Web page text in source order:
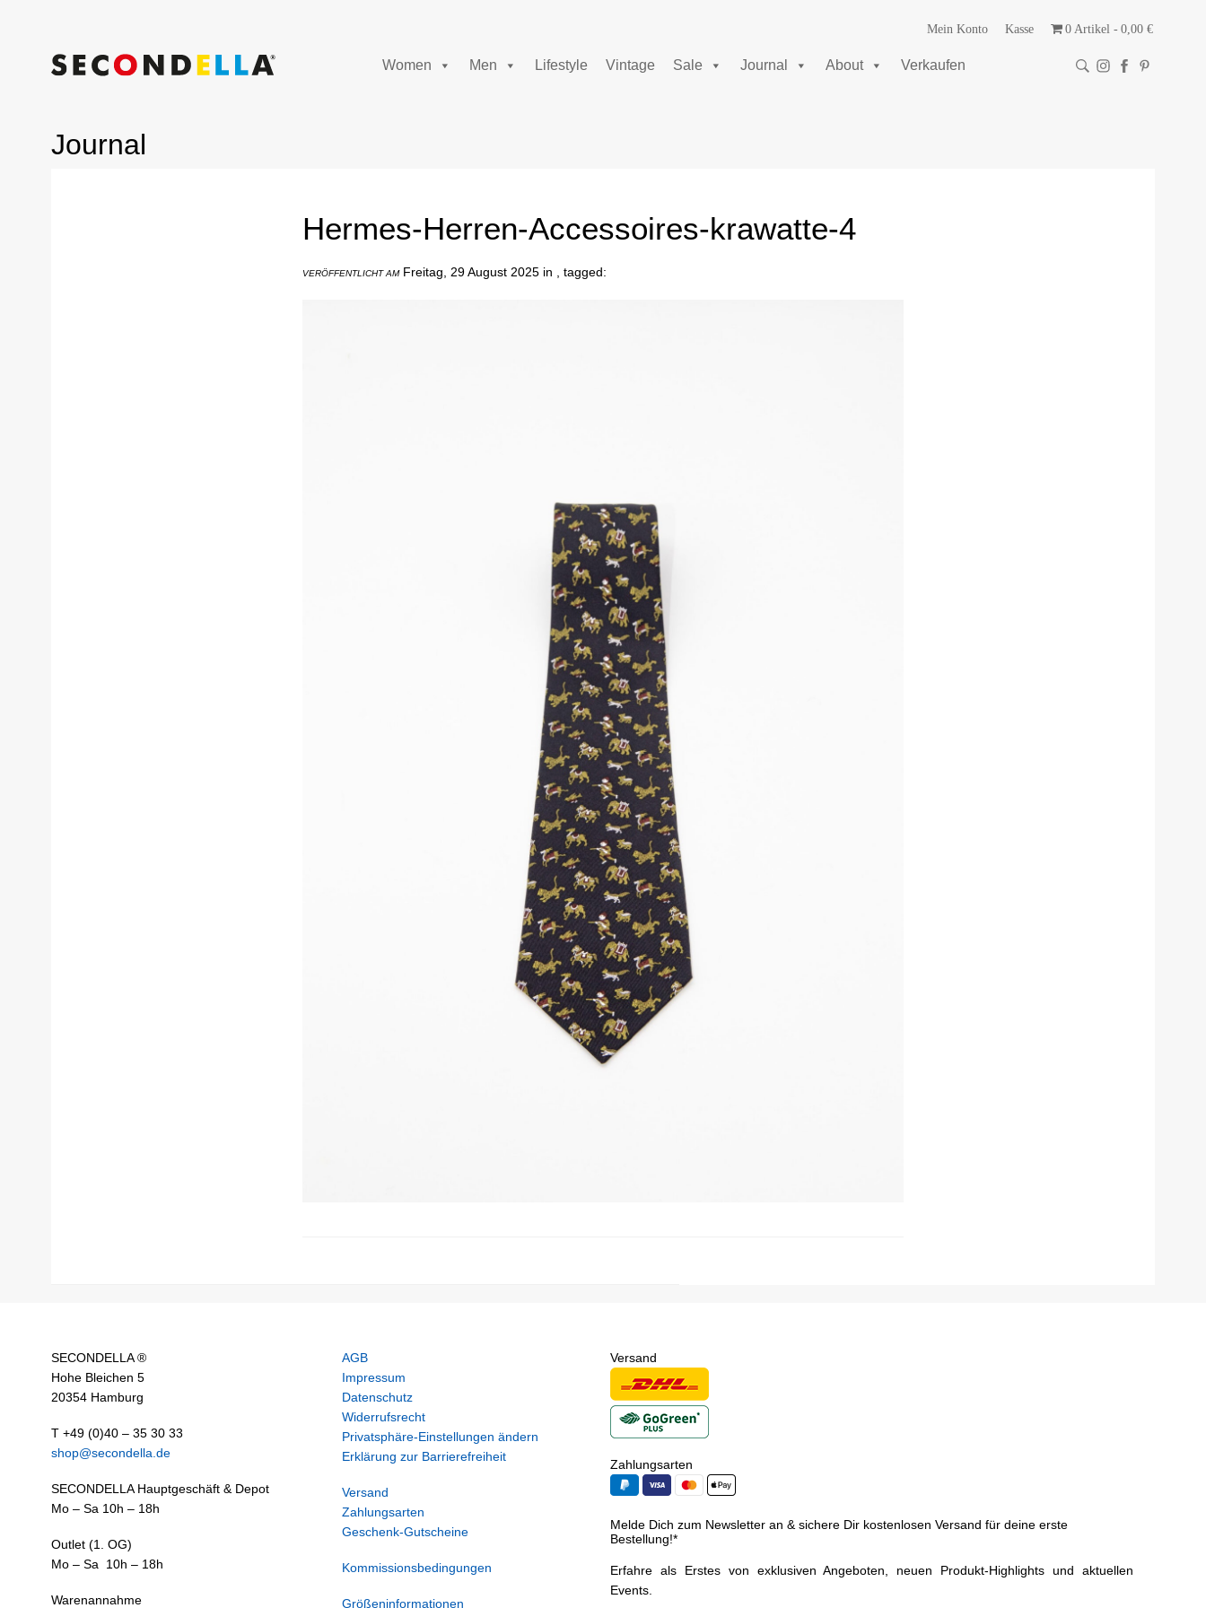
Mein Konto Kasse 0 Artikel 0,00 €
Women Men Lifestyle Vintage Sale Journal About Verkaufen
Journal
Hermes-Herren-Accessoires-krawatte-4
VERÖFFENTLICHT AMFreitag, 29 August 2025 in , tagged:
SECONDELLA ®
Hohe Bleichen 5
20354 Hamburg
T +49 (0)40 – 35 30 33
shop@secondella.de
SECONDELLA Hauptgeschäft & Depot
Mo – Sa 10h – 18h
Outlet (1. OG)
Mo – Sa 10h – 18h
Warenannahme
AGB
Impressum
Datenschutz
Widerrufsrecht
Privatsphäre-Einstellungen ändern
Erklärung zur Barrierefreiheit
Versand
Zahlungsarten
Geschenk-Gutscheine
Kommissionsbedingungen
Größeninformationen
Versand
Zahlungsarten
Melde Dich zum Newsletter an & sichere Dir kostenlosen Versand für deine erste
Bestellung!*
Erfahre als Erstes von exklusiven Angeboten, neuen Produkt-Highlights und aktuellen
Events.